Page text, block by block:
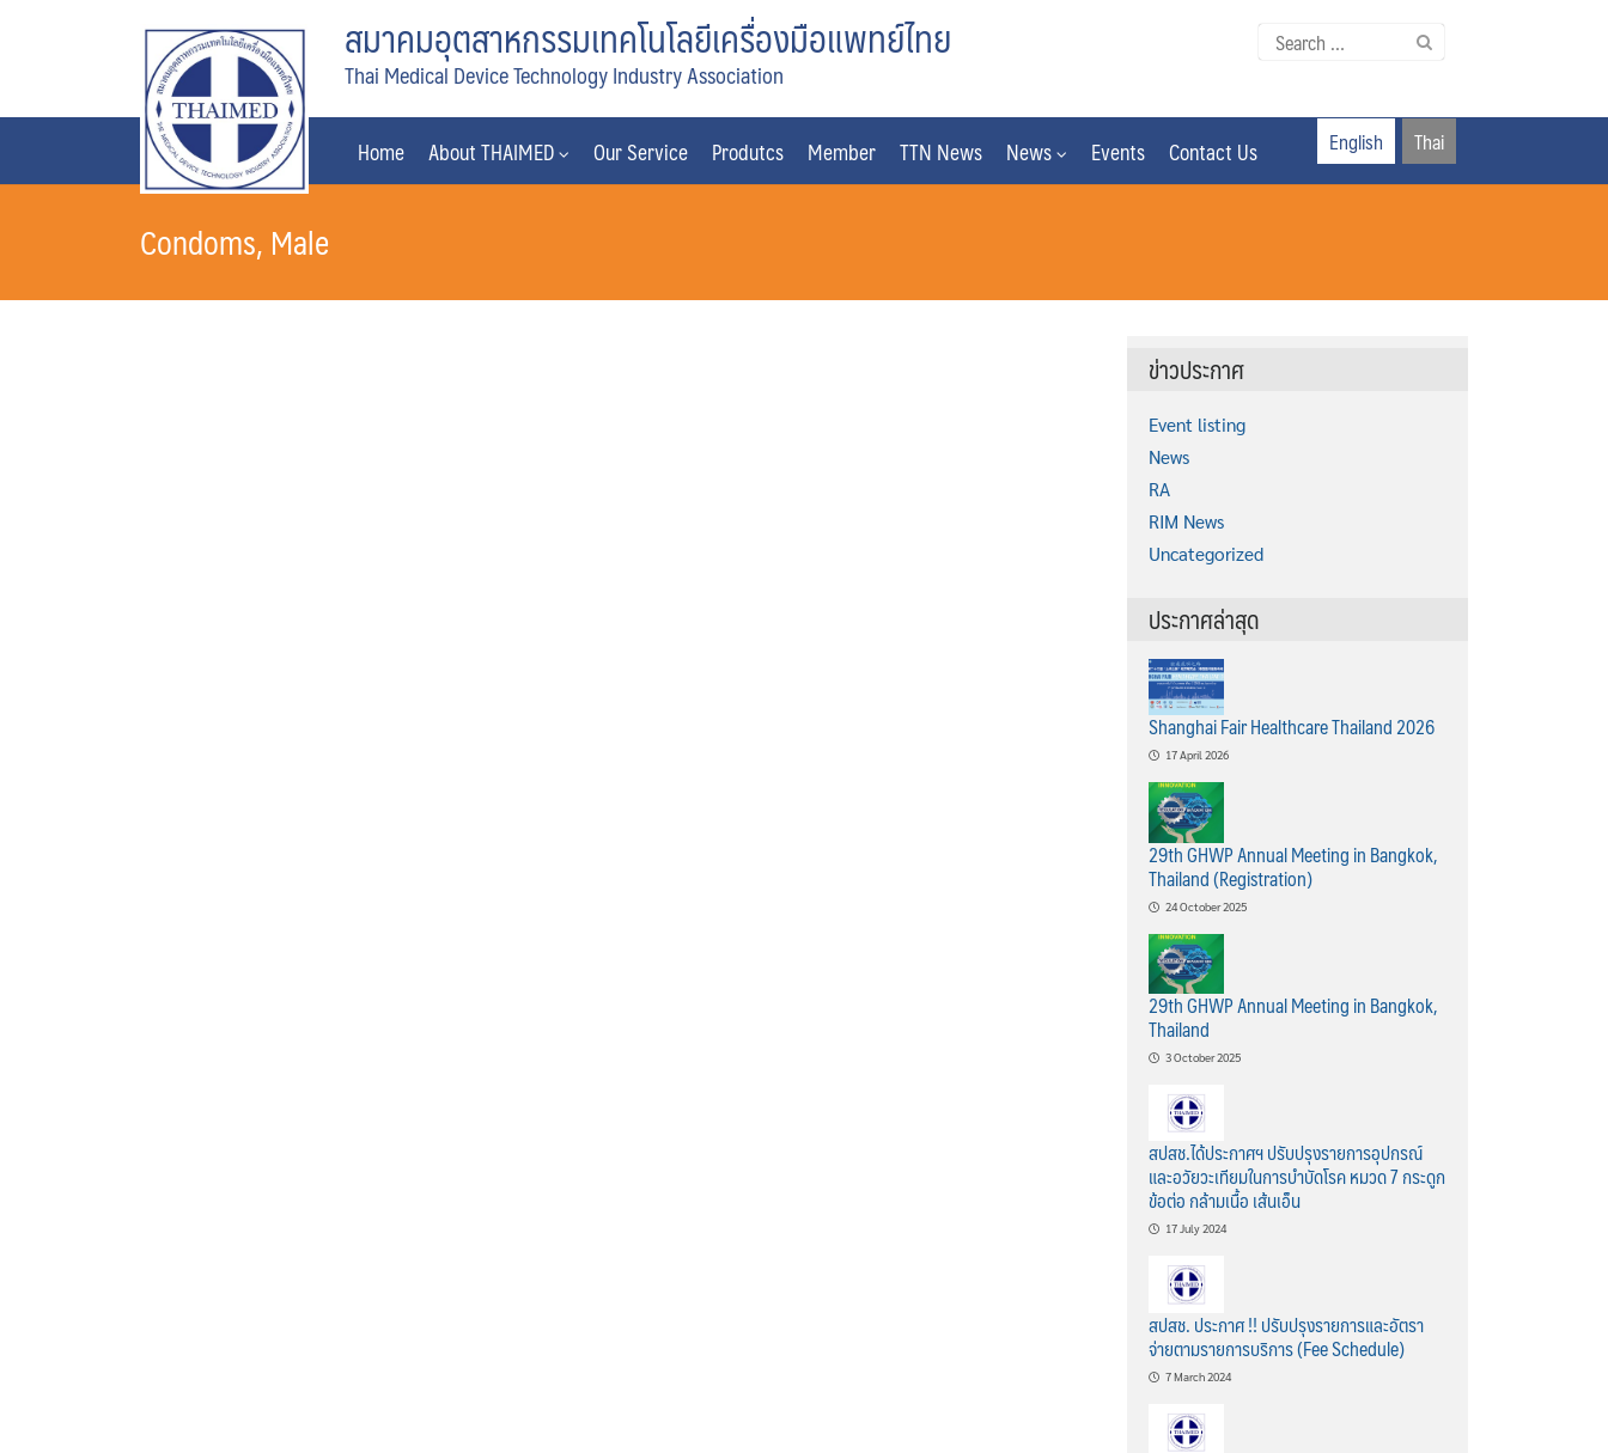
สมาคมอุตสาหกรรมเทคโนโลยีเครื่องมือแพทย์ไทย
Thai Medical Device Technology Industry Association
Search
Home About THAIMED Our Service Produtcs Member TTN News News Events Contact Us English Thai
Condoms, Male
ข่าวประกาศ
Event listing
News
RA
RIM News
Uncategorized
ประกาศล่าสุด
Shanghai Fair Healthcare Thailand 2026
17 April 2026
29th GHWP Annual Meeting in Bangkok,
Thailand (Registration)
24 October 2025
29th GHWP Annual Meeting in Bangkok,
Thailand
3 October 2025
สปสช.ได้ประกาศฯ ปรับปรุงรายการอุปกรณ์
และอวัยวะเทียมในการบำบัดโรค หมวด 7 กระดูก
ข้อต่อ กล้ามเนื้อ เส้นเอ็น
17 July 2024
สปสช. ประกาศ !! ปรับปรุงรายการและอัตรา
จ่ายตามรายการบริการ (Fee Schedule)
7 March 2024